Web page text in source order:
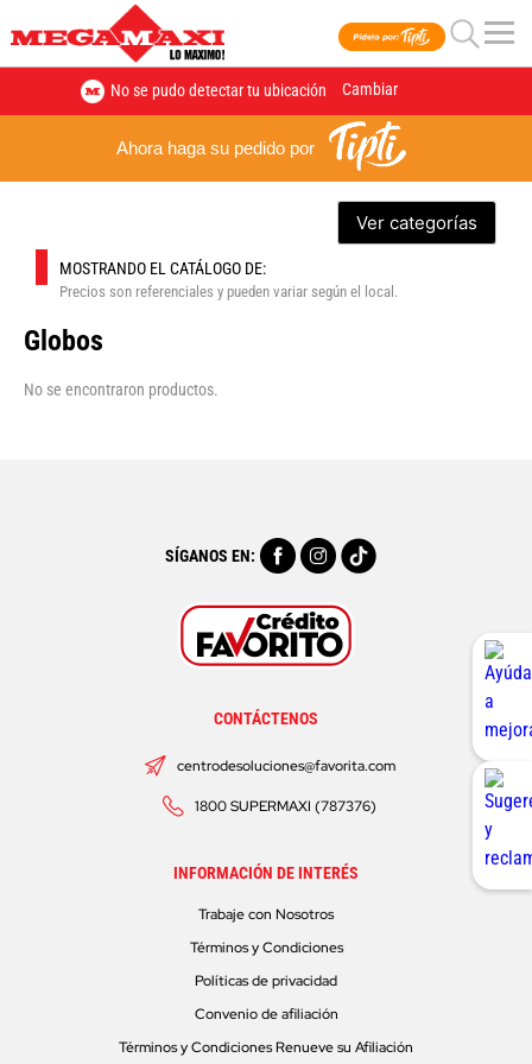
No se pudo detectar tu ubicación Cambiar
Ahora haga su pedido por
Ver categorías
MOSTRANDO EL CATÁLOGO DE:
Precios son referenciales y pueden variar según el local.
Globos
No se encontraron productos.
SÍGANOS EN:
CONTÁCTENOS
centrodesoluciones@favorita.com
1800 SUPERMAXI (787376)
INFORMACIÓN DE INTERÉS
Trabaje con Nosotros
Términos y Condiciones
Políticas de privacidad
Convenio de afiliación
Términos y Condiciones Renueve su Afiliación